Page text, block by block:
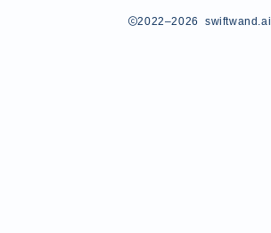
2022–2026 swiftwand.ai